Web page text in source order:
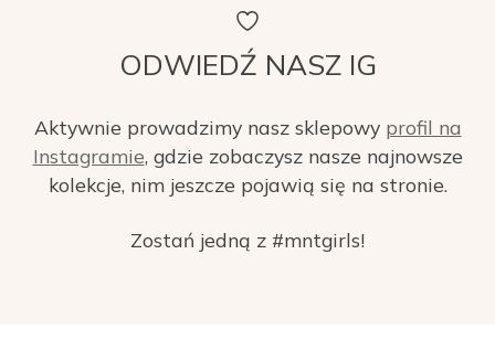
ODWIEDŹ NASZ IG
Aktywnie prowadzimy nasz sklepowy profil na
Instagramie, gdzie zobaczysz nasze najnowsze
kolekcje, nim jeszcze pojawią się na stronie.
Zostań jedną z #mntgirls!